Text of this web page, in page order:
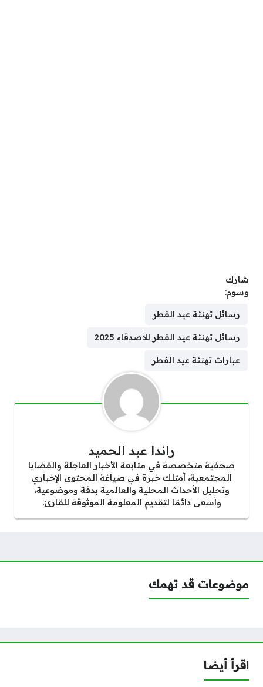
شارك
وسوم:
رسائل تهنئة عيد الفطر
رسائل تهنئة عيد الفطر للأصدقاء 2025
عبارات تهنئة عيد الفطر
راندا عبد الحميد
صحفية متخصصة في متابعة الأخبار العاجلة والقضايا
المجتمعية، أمتلك خبرة في صياغة المحتوى الإخباري
وتحليل الأحداث المحلية والعالمية بدقة وموضوعية،
وأسعى دائمًا لتقديم المعلومة الموثوقة للقارئ.
موضوعات قد تهمك
اقرأ أيضا